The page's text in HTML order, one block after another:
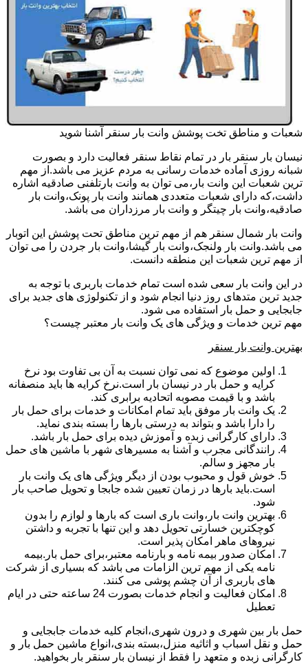
شعبات و مناطق تخت پوشش وانت بار سنقر آشنا شوید
نیسان بار سنقر بار در تمام نقاط سنقر فعالیت دارد و بصورت
شبانه روزی آماده خدمات رسانی به مردم عزیز می باشد.از مهم
ترین شعبات این وانت بار،می توان به وانت بارتلفنی صادقیه اشاره
داشت،که دارای شعبات متعددی همانند وانت بار پونک،وانت بار
صادقیه،وانت بار چیتگر و وانت بار مرزداران می باشد.
وانت بار شمال سنقر هم از مهم ترین مناطق تحت پوشش این اتوبار
می باشد.وانت بار ولنجک،وانت بار گیشا،وانت بار جردن را می توان
از مهم ترین شعبات این منطقه دانست.
در این وانت بار سعی شده است تمام خدمات باربری با توجه به
جدید ترین متدهای روز دنیا انجام شود و از تکنولوژی های جدید برای
جابجایی و حمل بار استفاده می شود.
مهم ترین خدمات و ویژگی های یک وانت بار معتبر چیست؟
بهترین وانت بار سنقر
اولین موضوع که نمی توان نسبت به آن بی تفاوت بود نرخ
کرایه و حمل بار در نیسان بار است.نرخ کرایه ها باید منصفانه
باشد و با قیمت مصوبه اتحادیه برابری کند.
یک وانت بار موفق باید تمام امکانات و خدمات برای حمل بار
را دارا باشد و بتواند به درستی بارها را بسته بندی نماید.
دارای کارگرانی زبده و آموزش دیده برای حمل بار باشد.
رانندگانی مجرب و آشنا به مسیرهای شهر با ماشین های حمل
بار مجهز و سالم.
خوش قول و محبوب بودن از دیگر ویژگی های یک وانت بار
است.باید بارها در زمان تعیین شده جابجا و تحویل صاحب بار
شود.
بهترین وانت بار،وانت باری است که بارها و لوازم را بدون
کوچکترین خسارتی تحویل دهد و این تنها با تجربه و داشتن
نیروهای ماهر امکان پذیر است.
امکان صدور بیمه نامه و بارنامه معتبر،برای حمل بار.بیمه
نامه یکی از مهم ترین الزامات می باشد که بسیاری از شرکت
های باربری از آن چشم پوشی می کنند.
امکان فعالیت و انجام خدمات بصورت 24 ساعته حتی در ایام
تعطیل
حمل بار بین شهری و درون شهری،انجام کلیه خدمات جابجایی و
حمل و نقل اسباب و اثاثیه منزل،بسته بندی،انواع ماشین حمل بار و
کارگرانی زبده و متعهد را فقط از نیسان بار سنقر بار بخواهید.